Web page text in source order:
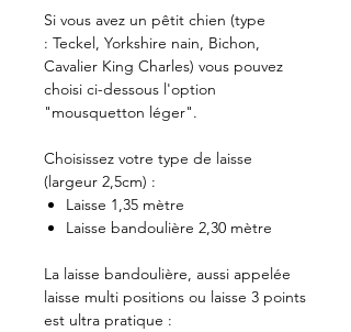
Si vous avez un pêtit chien (type
: Teckel, Yorkshire nain, Bichon,
Cavalier King Charles) vous pouvez
choisi ci-dessous l'option
"mousquetton léger".
Choisissez votre type de laisse
(largeur 2,5cm) :
Laisse 1,35 mètre
Laisse bandoulière 2,30 mètre
La laisse bandoulière, aussi appelée
laisse multi positions ou laisse 3 points
est ultra pratique :